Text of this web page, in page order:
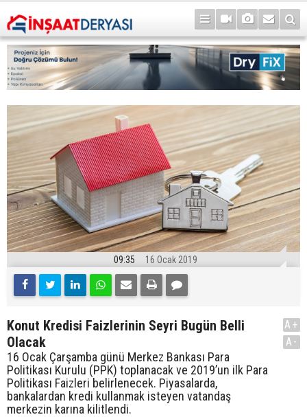
09:35 16 Ocak 2019
Konut Kredisi Faizlerinin Seyri Bugün Belli
Olacak
16 Ocak Çarşamba günü Merkez Bankası Para
Politikası Kurulu (PPK) toplanacak ve 2019’un ilk Para
Politikası Faizleri belirlenecek. Piyasalarda,
bankalardan kredi kullanmak isteyen vatandaş
merkezin karına kilitlendi.
A+
A-